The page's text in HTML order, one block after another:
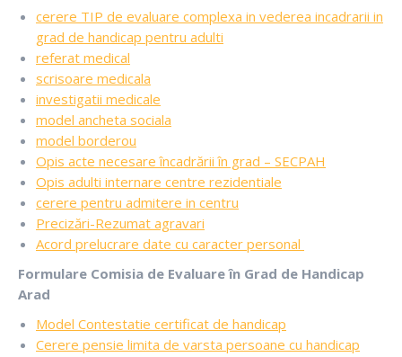
cerere TIP de evaluare complexa in vederea incadrarii in
grad de handicap pentru adulti
referat medical
scrisoare medicala
investigatii medicale
model ancheta sociala
model borderou
Opis acte necesare încadrării în grad – SECPAH
Opis adulti internare centre rezidentiale
cerere pentru admitere in centru
Precizări-Rezumat agravari
Acord prelucrare date cu caracter personal
Formulare Comisia de Evaluare în Grad de Handicap
Arad
Model Contestatie certificat de handicap
Cerere pensie limita de varsta persoane cu handicap